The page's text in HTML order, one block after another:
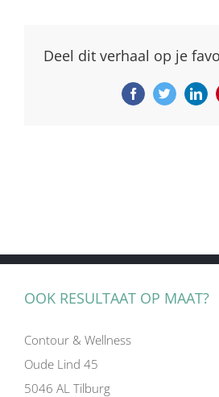
Deel dit verhaal op je
FacebookTwitter
OOK RESULTAAT OP MAAT?
Contour & Wellness
Oude Lind 45
5046 AL Tilburg